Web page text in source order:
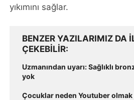
yıkımını sağlar.
BENZER YAZILARIMIZ DA
ÇEKEBILIR
Uzmanından uyarı: Sağlıklı
yok
Çocuklar neden Youtuber